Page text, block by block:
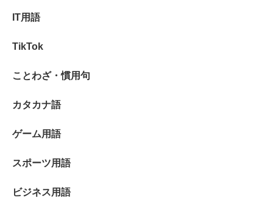
IT用語
TikTok
ことわざ・慣用句
カタカナ語
ゲーム用語
スポーツ用語
ビジネス用語